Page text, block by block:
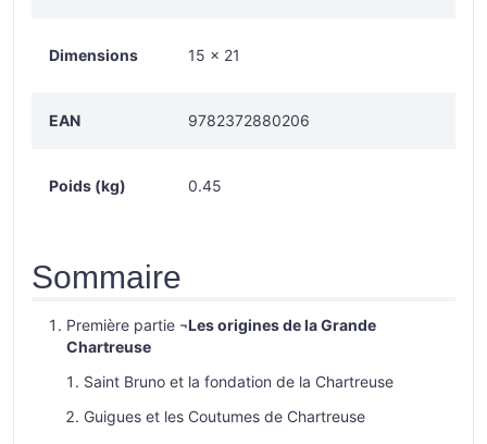
Dimensions 15 × 21
EAN 9782372880206
Poids (kg) 0.45
Sommaire
Première partie ¬Les origines de la Grande
Chartreuse
Saint Bruno et la fondation de la Chartreuse
Guigues et les Coutumes de Chartreuse